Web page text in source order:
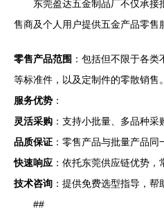
东莞盈达五金制品厂不仅承接
售商及个人用户提供五金产品零售
零售产品范围 ：包括但不限于各
等标准件，以及定制件的零散销售。
服务优势 ：
灵活采购 ：支持小批量、多品种采
品质保证 ：零售产品与批量产品同
快速响应 ：依托东莞供应链优势，
技术咨询 ：提供免费选型指导，帮
##